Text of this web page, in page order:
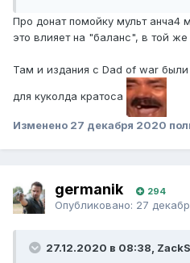
Про донат помойку мульт анча4
это влияет на "баланс", в той же
Там и издания с Dad of war
для куколда кратоса
Изменено 27 декабря 2020
germanik 294
Опубликовано: 27
27.12.2020 в 08:38,